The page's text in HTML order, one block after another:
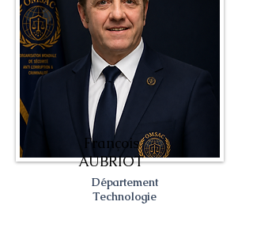
François
AUBRIOT
Département
Technologie